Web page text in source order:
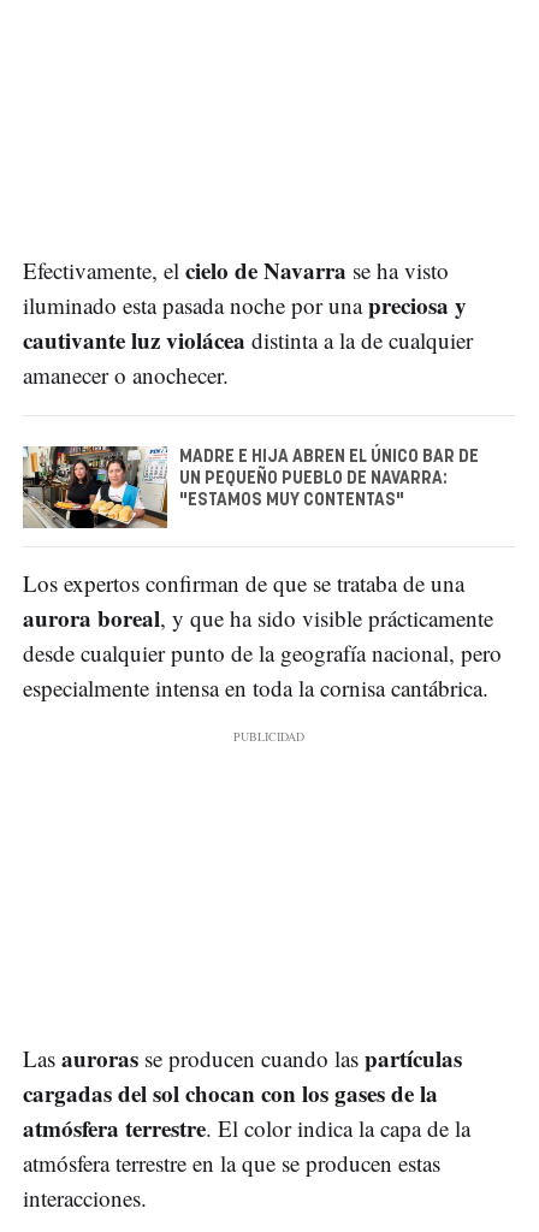
Efectivamente, el cielo de Navarra se ha visto
iluminado esta pasada noche por unapreciosa y
cautivante luz violácea distinta a la de cualquier
amanecer o anochecer.
MADRE E HIJA ABREN EL ÚNICO BAR DE
UN PEQUEÑO PUEBLO DE NAVARRA:
"ESTAMOS MUY CONTENTAS"
Los expertos confirman de que se trataba de una
aurora boreal, y que ha sido visible prácticamente
desde cualquier punto de la geografía nacional, pero
especialmente intensa en toda la cornisa cantábrica.
Las auroras se producen cuando las partículas
cargadas del sol chocan con los gases de la
atmósfera terrestre. El color indica la capa de la
atmósfera terrestre en la que se producen estas
interacciones.